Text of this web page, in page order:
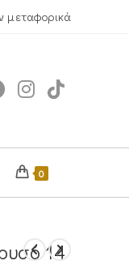
μεταφορικά
0
14